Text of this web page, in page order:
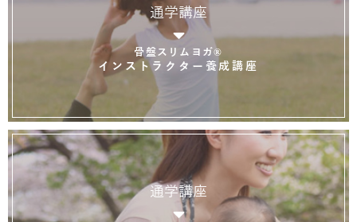
通学講座
骨盤スリムヨガ®
インストラクター養成講座
通学講座